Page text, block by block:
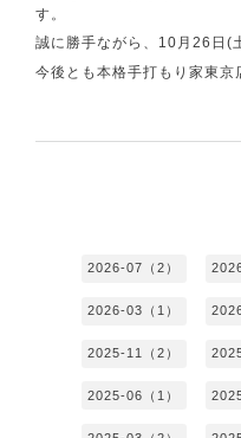
す。
誠に勝手ながら、10月26日(
今後とも本格手打もり家東京
2026-07（2）
2026-03（1）
2025-11（2）
2025-06（1）